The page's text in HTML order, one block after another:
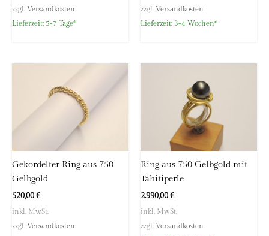
zzgl. Versandkosten
Lieferzeit: 5-7 Tage*
zzgl. Versandkosten
Lieferzeit: 3-4 Wochen*
Gekordelter Ring aus 750
Gelbgold
520,00€
inkl. MwSt.
zzgl. Versandkosten
Ring aus 750 Gelbgold mit
Tahitiperle
2.990,00€
inkl. MwSt.
zzgl. Versandkosten